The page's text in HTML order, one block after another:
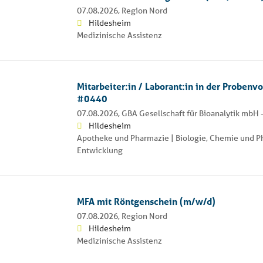
07.08.2026, Region Nord
Hildesheim
Medizinische Assistenz
Mitarbeiter:in / Laborant:in in der
#0440
07.08.2026, GBA Gesellschaft für Bioanalytik mbH
Hildesheim
Apotheke und Pharmazie | Biologie, Chemie und
Entwicklung
MFA mit Röntgenschein (m/w/d)
07.08.2026, Region Nord
Hildesheim
Medizinische Assistenz